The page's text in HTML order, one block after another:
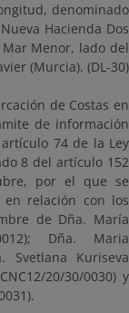
denominado
Hacienda Dos
Menor, lado del
(Murcia). (DL-30)
de Costas en
de información
74 de la Ley
8 del artículo 152
por el que se
en relación con los
de Dña. María
Dña. Maria
Svetlana Kuriseva
20/30/0030) y